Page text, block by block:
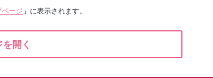
ページ 」に表示されます。
開く